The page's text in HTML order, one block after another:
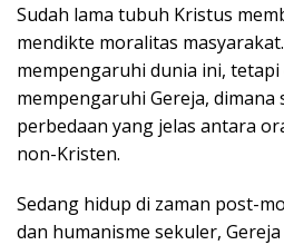
Sudah lama tubuh Kristus
mendikte moralitas
mempengaruhi dunia ini,
mempengaruhi Gereja, dimana
perbedaan yang jelas antara
non-Kristen.
Sedang hidup di zaman post-
dan humanisme sekuler,